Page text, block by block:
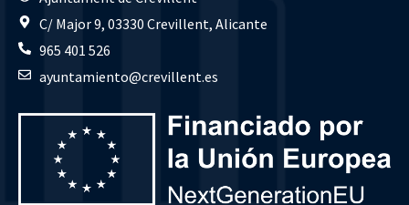
C/ Major 9, 03330 Crevillent, Alicante
965 401 526
ayuntamiento@crevillent.es